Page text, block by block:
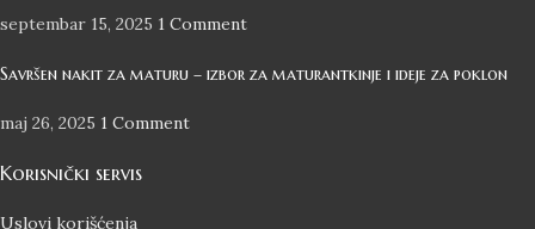
septembar 15, 2025 1 Comment
Savršen nakit za maturu – izbor za maturantkinje i ideje za poklon
maj 26, 2025 1 Comment
Korisnički servis
Uslovi korišćenja